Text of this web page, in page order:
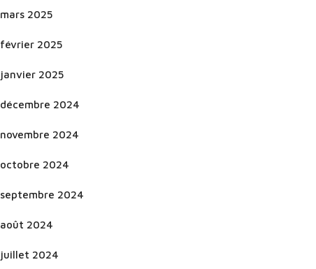
mars 2025
février 2025
janvier 2025
décembre 2024
novembre 2024
octobre 2024
septembre 2024
août 2024
juillet 2024